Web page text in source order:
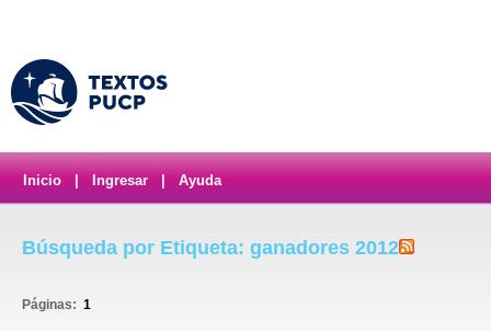
Inicio Ingresar Ayuda
Búsqueda por Etiqueta: ganadores 2012
Páginas: 1